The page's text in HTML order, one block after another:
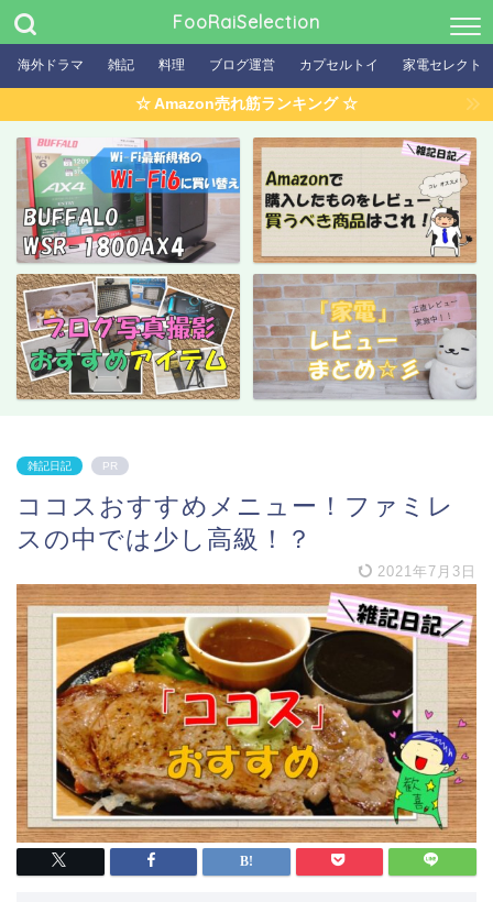
FooRaiSelection
海外ドラマ 雑記 料理 ブログ運営 カプセルトイ 家電セレクト
☆ Amazon売れ筋ランキング ☆
雑記日記 PR
ココスおすすめメニュー！ファミレ
スの中では少し高級！？
2021年7月3日